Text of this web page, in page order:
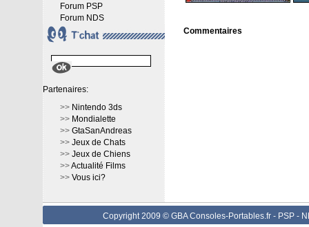
Forum PSP
Forum NDS
Partenaires:
>> Nintendo 3ds
>> Mondialette
>> GtaSanAndreas
>> Jeux de Chats
>> Jeux de Chiens
>>Actualité Films
>> Vous ici?
Commentaires
Copyright 2009 © GBA Consoles-Portables.fr - PSP-